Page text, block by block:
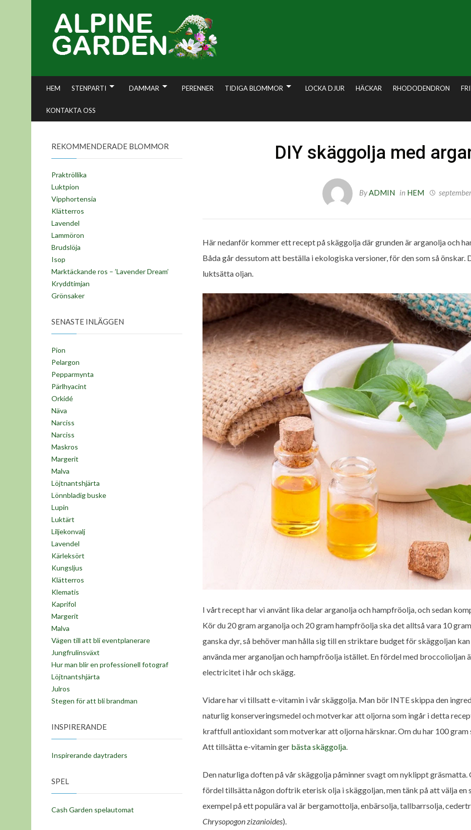
HEM STENPARTI DAMMAR PERENNER TIDIGA BLOMMOR LOCKA DJUR HÄCKAR RHODODENDRON
KONTAKTA OSS
DIY skäggolja med
ByADMIN in HEM
Här nedanför kommer ett recept på skäggolja där grunden är arganolja och
Båda går dessutom att beställa i ekologiska versioner, för den som så önskar.
luktsätta oljan.
I vårt recept har vi använt lika delar arganolja och hampfröolja, och sedan
Kör du 20 gram arganolja och 20 gram hampfröolja ska det alltså vara 10
ganska dyr, så behöver man hålla sig till en striktare budget för skäggoljan
använda mer arganoljan och hampfröolja istället. En fördel med
electricitet i hår och skägg.
Vidare har vi tillsatt e-vitamin i vår skäggolja. Man bör INTE skippa den
naturlig konserveringsmedel och motverkar att oljorna som ingår i detta
kraftfull antioxidant som motverkar att oljorna härsknar. Om du har 100
Att tillsätta e-vitamin ger bästa skäggolja
Den naturliga doften på vår skäggolja påminner svagt om nyklippt gräsmatta.
fördel tillsätta någon doftrik eterisk olja i skäggoljan, men tänk på att välja en
exempel på ett populära val är bergamottolja, enbärsolja, tallbarrsolja,
Chrysopogon zizanioides).
REKOMMENDERADE BLOMMOR
Praktröllika
Luktpion
Vipphortensia
Klätterros
Lavendel
Lammöron
Brudslöja
Isop
Marktäckande ros – ’Lavender Dream’
Kryddtimjan
Grönsaker
SENASTE INLÄGGEN
Pion
Pelargon
Pepparmynta
Pärlhyacint
Orkidé
Näva
Narciss
Narciss
Maskros
Margerit
Malva
Löjtnantshjärta
Lönnbladig buske
Lupin
Luktärt
Liljekonvalj
Lavendel
Kärleksört
Kungsljus
Klätterros
Klematis
Kaprifol
Margerit
Malva
Vägen till att bli eventplanerare
Jungfrulinsväxt
Hur man blir en professionell fotograf
Löjtnantshjärta
Julros
Stegen för att bli brandman
INSPIRERANDE
Inspirerande daytraders
SPEL
Cash Garden spelautomat